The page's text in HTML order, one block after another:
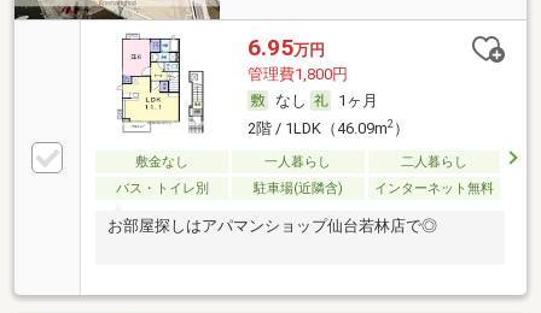
6.95万円
管理費1,800円
なし
1ヶ月
2階 / 1LDK（46.09m2）
敷金なし 一人暮らし
二人暮らし
バス・トイレ別
駐車場(近隣含) インターネット無料
お部屋探しはアパマンショップ仙台若林店で◎